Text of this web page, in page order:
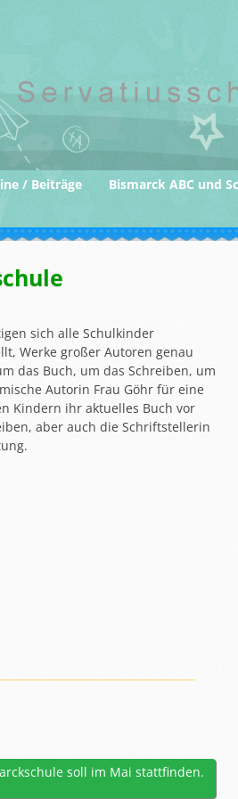
/ Beiträge Bismarck ABC und
sich alle Schulkinder
Werke großer Autoren genau
das Buch, um das Schreiben, um
Autorin Frau Göhr für eine
Kindern ihr aktuelles Buch vor
aber auch die Schriftstellerin
soll im Mai stattfinden.